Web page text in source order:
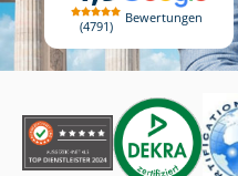
4791
Bewertungen